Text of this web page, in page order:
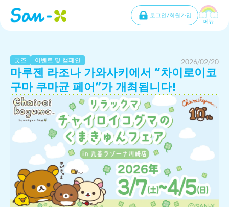
로그인/회원가입
메뉴
굿즈 이벤트 및 캠페인 2026/02/20
마루젠 라조나 가와사키에서 “차이로이코
구마 쿠마균 페어”가 개최됩니다!